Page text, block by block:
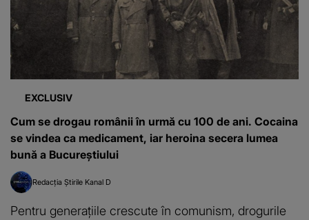
EXCLUSIV
Cum se drogau românii în urmă cu 100 de ani. Cocaina
se vindea ca medicament, iar heroina secera lumea
bună a Bucureștiului
Redacția Știrile Kanal D
Pentru generațiile crescute în comunism, drogurile